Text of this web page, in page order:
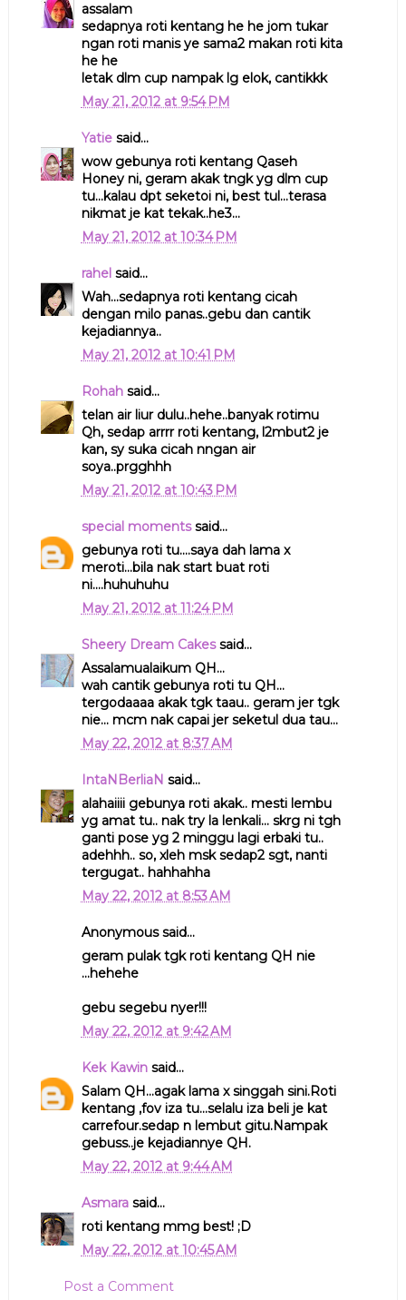
assalam
sedapnya roti kentang he he jom tukar
ngan roti manis ye sama2 makan roti kita
he he
letak dlm cup nampak lg elok, cantikkk
May 21, 2012 at 9:54 PM
Yatiesaid...
wow gebunya roti kentang Qaseh
Honey ni, geram akak tngk yg dlm cup
tu...kalau dpt seketoi ni, best tul...terasa
nikmat je kat tekak..he3...
May 21, 2012 at 10:34 PM
rahelsaid...
Wah...sedapnya roti kentang cicah
dengan milo panas..gebu dan cantik
kejadiannya..
May 21, 2012 at 10:41 PM
Rohahsaid...
telan air liur dulu..hehe..banyak rotimu
Qh, sedap arrrr roti kentang, l2mbut2 je
kan, sy suka cicah nngan air
soya..prgghhh
May 21, 2012 at 10:43 PM
special momentssaid...
gebunya roti tu....saya dah lama x
meroti...bila nak start buat roti
ni....huhuhuhu
May 21, 2012 at 11:24 PM
Sheery Dream Cakessaid...
Assalamualaikum QH...
wah cantik gebunya roti tu QH...
tergodaaaa akak tgk taau.. geram jer tgk
nie... mcm nak capai jer seketul dua tau...
May 22, 2012 at 8:37 AM
IntaNBerliaN said...
alahaiiii gebunya roti akak.. mesti lembu
yg amat tu.. nak try la lenkali... skrg ni tgh
ganti pose yg 2 minggu lagi erbaki tu..
adehhh.. so, xleh msk sedap2 sgt, nanti
tergugat.. hahhahha
May 22, 2012 at 8:53 AM
Anonymous said...
geram pulak tgk roti kentang QH nie
...hehehe
gebu segebu nyer!!!
May 22, 2012 at 9:42 AM
Kek Kawinsaid...
Salam QH...agak lama x singgah sini.Roti
kentang ,fov iza tu...selalu iza beli je kat
carrefour.sedap n lembut gitu.Nampak
gebuss..je kejadiannye QH.
May 22, 2012 at 9:44 AM
Asmarasaid...
roti kentang mmg best! ;D
May 22, 2012 at 10:45 AM
Post a Comment